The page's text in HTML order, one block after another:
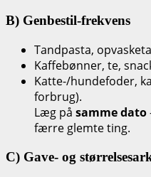
B) Genbestil-frekvens
Tandpasta,
Kaffebønner, te,
Katte-/hundefoder,
forbrug).
Læg på samme dato
færre glemte ting.
C) Gave- og